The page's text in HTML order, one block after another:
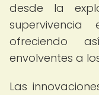
desde la
ofreciendo
envolventes a
Las